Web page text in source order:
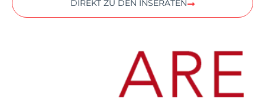
DIREKT ZU DEN INSERATEN